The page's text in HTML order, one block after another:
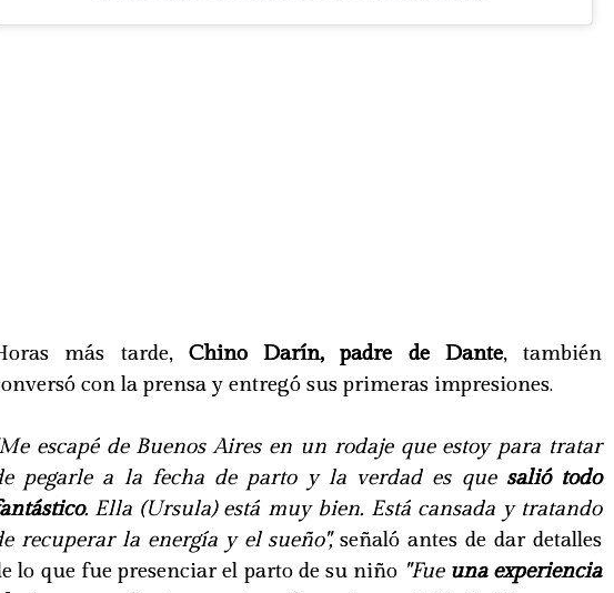
más tarde, Chino Darín, padre de Dante, también
con la prensa y entregó sus primeras impresiones.
escapé de Buenos Aires en un rodaje que estoy para tratar
pegarle a la fecha de parto y la verdad es que salió todo
. Ella (Ursula) está muy bien. Está cansada y tratando
recuperar la energía y el sueño",señaló antes de dar detalles
lo que fue presenciar el parto de su niño "Fueuna experiencia